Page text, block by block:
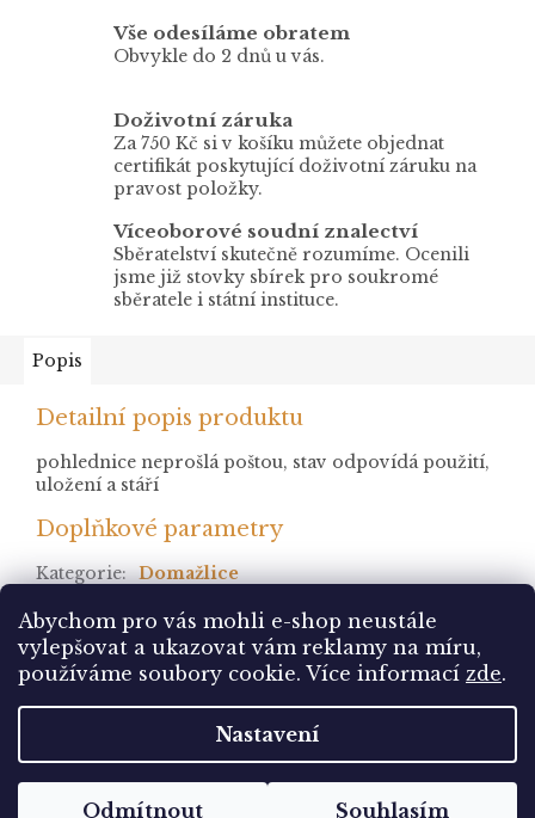
Abychom pro vás mohli e-shop neustále
vylepšovat a ukazovat vám reklamy na míru,
používáme soubory cookie. Více informací zde.
Nastavení
Odmítnout Souhlasím
Vše odesíláme obratem
Obvykle do 2 dnů u vás.
Doživotní záruka
Za 750 Kč si v košíku můžete objednat
certifikát poskytující doživotní záruku na
pravost položky.
Víceoborové soudní znalectví
Sběratelství skutečně rozumíme. Ocenili
jsme již stovky sbírek pro soukromé
sběratele i státní instituce.
Popis
Detailní popis produktu
pohlednice neprošlá poštou, stav odpovídá použití,
uložení a stáří
Doplňkové parametry
Kategorie: Domažlice
Copyright 2026Pohlednice Sbírám.cz. Všechna
práva vyhrazena.
Upravit nastavení cookies